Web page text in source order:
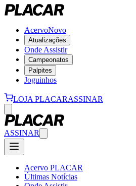
AcervoNovo
Atualizações
Onde Assistir
Campeonatos
Palpites
Joguinhos
LOJA PLACARASSINAR
ASSINAR
Acervo PLACAR
Últimas Notícias